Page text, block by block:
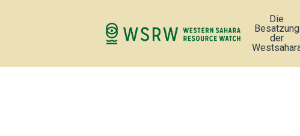
Die
Besatzung
der